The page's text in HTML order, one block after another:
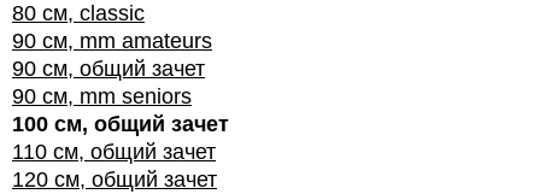
80 см, classic
90 см, mm amateurs
90 см, общий зачет
90 см, mm seniors
100 см, общий зачет
110 см, общий зачет
120 см, общий зачет